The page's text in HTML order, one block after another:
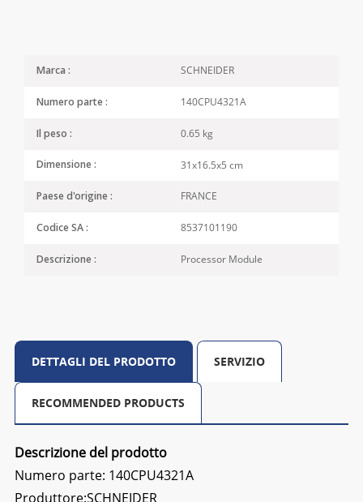
Marca : SCHNEIDER
Numero parte : 140CPU4321A
Il peso : 0.65 kg
Dimensione : 31x16.5x5 cm
Paese d'origine : FRANCE
Codice SA : 8537101190
Descrizione : Processor Module
DETTAGLI DEL PRODOTTO SERVIZIO
RECOMMENDED PRODUCTS
Descrizione del prodotto
Numero parte: 140CPU4321A
Produttore:SCHNEIDER